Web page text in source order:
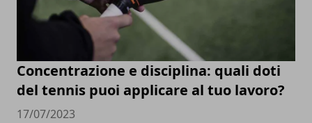
Concentrazione e disciplina: quali doti
del tennis puoi applicare al tuo lavoro?
17/07/2023